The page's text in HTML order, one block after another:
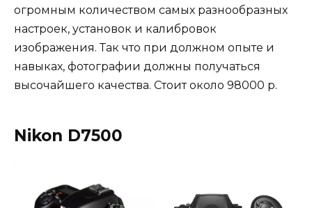
огромным количеством самых разнообразных
настроек, установок и калибровок
изображения. Так что при должном опыте и
навыках, фотографии должны получаться
высочайшего качества. Стоит около 98000 р.
Nikon D7500